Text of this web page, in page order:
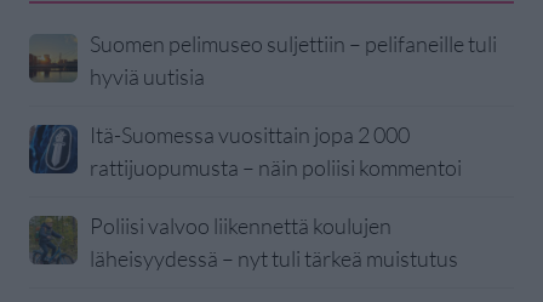
Suomen pelimuseo suljettiin – pelifaneille tuli
hyviä uutisia
Itä-Suomessa vuosittain jopa 2 000
rattijuopumusta – näin poliisi kommentoi
Poliisi valvoo liikennettä koulujen
läheisyydessä – nyt tuli tärkeä muistutus